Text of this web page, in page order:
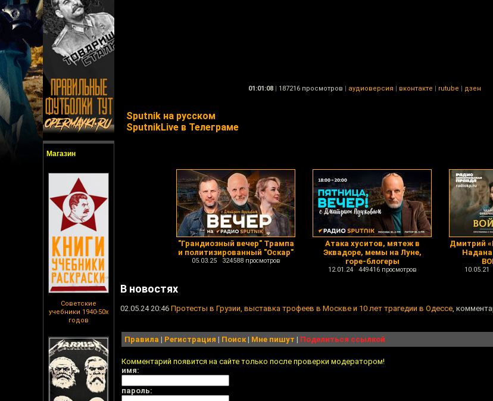
Магазин
Советские
учебники 1940-50х
годов
01:01:08 | 187216 просмотров | аудиоверсия | вконтакте | rutube | дзен
Sputnik на русском
SputnikLive в Телеграме
"Грандиозный вечер" Трампа
и политизированный "Оскар"
05.03.25 324588 просмотров
Атака хуситов, мятеж в
Эквадоре, мемы на Луне,
горе-блогеры
12.01.24 449416 просмотров
Дмитрий
10.05.21
В новостях
02.05.24 20:46 Протесты в Грузии, выставка трофеев в Москве и 10 лет трагедии в Одессе,
Правила | Регистрация | Поиск| Мне пишут | Поделиться ссылкой
Комментарий появится на сайте только после проверки модератором!
имя:
пароль: